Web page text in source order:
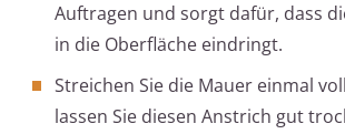
Auftragen und sorgt dafür, dass
in die Oberfläche eindringt.
Streichen Sie die Mauer einmal
lassen Sie diesen Anstrich gut